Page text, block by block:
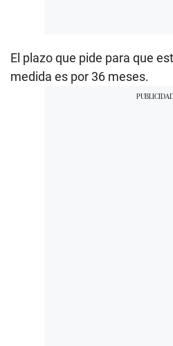
El plazo que pide para que
medida es por 36 meses.